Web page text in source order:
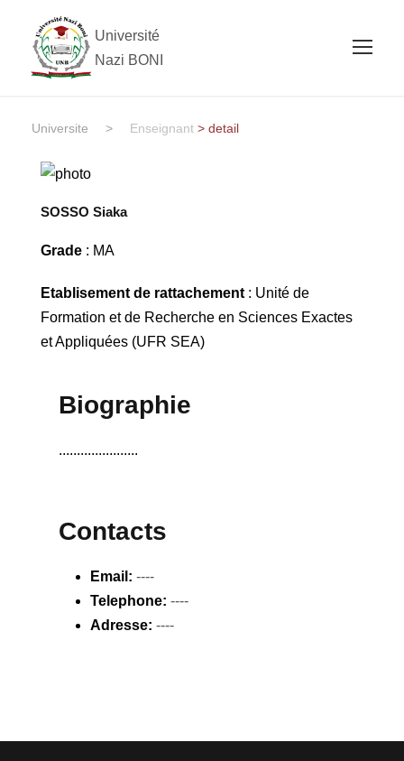
Université
Nazi BONI
Universite > Enseignant > detail
SOSSO Siaka
Grade: MA
Etablisement de rattachement: Unité de
Formation et de Recherche en Sciences Exactes
et Appliquées (UFR SEA)
Biographie
......................
Contacts
Email: ----
Telephone: ----
Adresse: ----